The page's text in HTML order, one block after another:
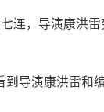
导演康洪雷和